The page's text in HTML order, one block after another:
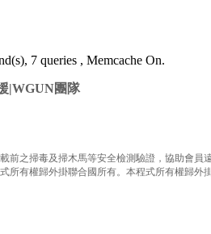
7 queries , Memcache On.
|WGUN團隊
之掃毒及掃木馬等安全檢測驗證，協助會員
有權歸外掛聯合國所有。本程式所有權歸外掛